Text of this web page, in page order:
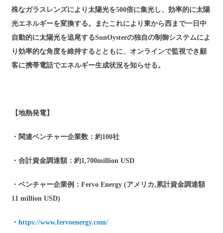
殊なガラスレンズにより太陽光を500倍に集光し、効率的に太陽
光エネルギーを変換する。またこれにより東から西まで一日中
自動的に太陽光を追尾するSunOysterの独自の制御システムによ
り効率的な角度を維持するとともに、オンラインで監視でき顧
客に携帯電話でエネルギー生成状況を知らせる。
【地熱発電】
・関連ベンチャー企業数：約100社
・合計資金調達額：約1,700million USD
・ベンチャー企業例：Fervo Energy (アメリカ,累計資金調達額
11 million USD)
・https://www.fervoenergy.com/